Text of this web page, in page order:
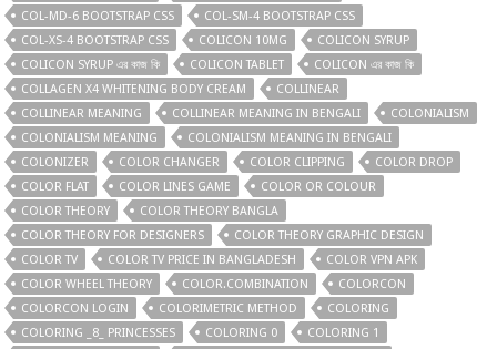
COL-MD-6 BOOTSTRAP CSS
COL-SM-4 BOOTSTRAP CSS
COL-XS-4 BOOTSTRAP CSS
COLICON 10MG
COLICON SYRUP
COLICON SYRUP এর কাজ কি
COLICON TABLET
COLICON এর কাজ কি
COLLAGEN X4 WHITENING BODY CREAM
COLLINEAR
COLLINEAR MEANING
COLLINEAR MEANING IN BENGALI
COLONIALISM
COLONIALISM MEANING
COLONIALISM MEANING IN BENGALI
COLONIZER
COLOR CHANGER COLOR CLIPPING
COLOR DROP
COLOR FLAT
COLOR LINES GAME
COLOR OR COLOUR
COLOR THEORY
COLOR THEORY BANGLA
COLOR THEORY FOR DESIGNERS
COLOR THEORY GRAPHIC DESIGN
COLOR TV
COLOR TV PRICE IN BANGLADESH
COLOR VPN APK
COLOR WHEEL THEORY
COLOR.COMBINATION
COLORCON
COLORCON LOGIN
COLORIMETRIC METHOD
COLORING
COLORING _8_ PRINCESSES
COLORING 0
COLORING 1